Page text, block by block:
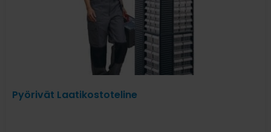
Pyörivät Laatikostoteline